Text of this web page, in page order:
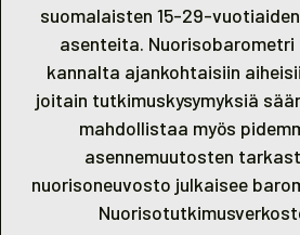
suomalaisten 15-29-
asenteita.
kannalta ajankohtaisiin
joitain tutkimuskysymyksiä
mahdollistaa myös
asennemuutosten
nuorisoneuvosto julkaisee